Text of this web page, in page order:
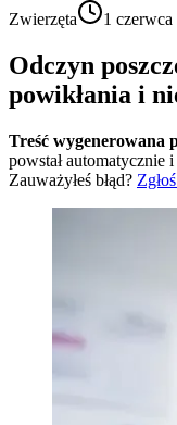
Zwierzęta
1 czerwca
Odczyn
powikłania i
Treść wygenerowana
powstał automatycznie
Zauważyłeś błąd?